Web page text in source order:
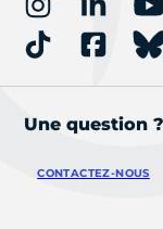
Une question ?
CONTACTEZ-NOUS